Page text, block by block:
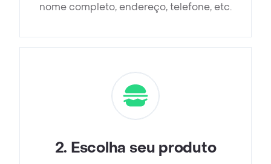
nome completo, endereço, telefone, etc.
2. Escolha seu produto